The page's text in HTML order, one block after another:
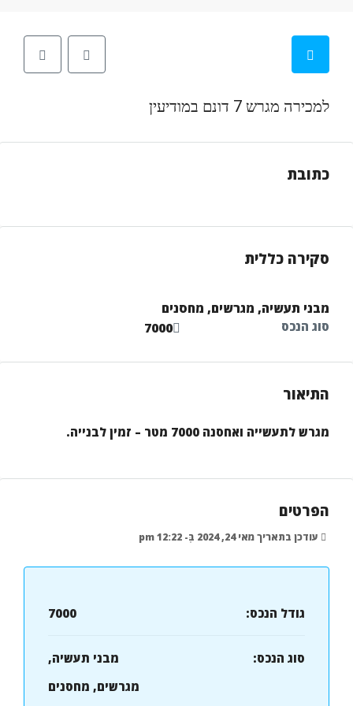
למכירה מגרש 7 דונם במודיעין
כתובת
סקירה כללית
מבני תעשיה, מגרשים, מחסנים
סוג הנכס 7000
התיאור
מגרש לתעשייה ואחסנה 7000 מטר – זמין לבנייה.
הפרטים
עודכן בתאריך מאי 24, 2024 בְּ- 12:22 pm
גודל הנכס: 7000
סוג הנכס:
מבני תעשיה,
מגרשים, מחסנים